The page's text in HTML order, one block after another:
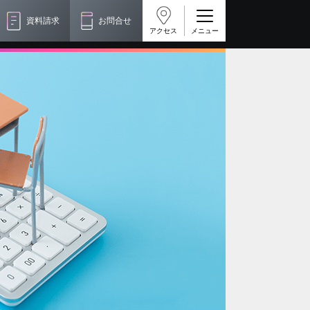
資料請求 お問合せ
アクセス